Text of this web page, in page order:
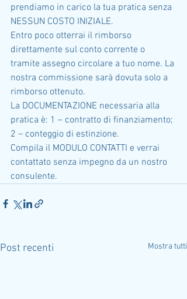
prendiamo in carico la tua pratica senza
NESSUN COSTO INIZIALE.
Entro poco otterrai il rimborso
direttamente sul conto corrente o
tramite assegno circolare a tuo nome. La
nostra commissione sarà dovuta solo a
rimborso ottenuto.
La DOCUMENTAZIONE necessaria alla
pratica è: 1 – contratto di finanziamento;
2 – conteggio di estinzione.
Compila il MODULO CONTATTI e verrai
contattato senza impegno da un nostro
consulente.
Post recenti Mostra tutti